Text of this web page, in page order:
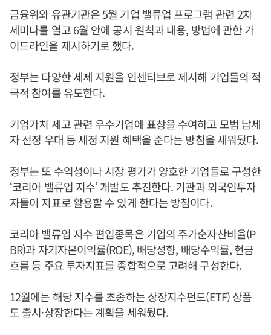
금융위와 유관기관은 5월 기업 밸류업 프로그램 관련 2차
세미나를 열고 6월 안에 공시 원칙과 내용, 방법에 관한 가
이드라인을 제시하기로 했다.
정부는 다양한 세제 지원을 인센티브로 제시해 기업들의 적
극적 참여를 유도한다.
기업가치 제고 관련 우수기업에 표창을 수여하고 모범 납세
자 선정 우대 등 세정 지원 혜택을 준다는 방침을 세워뒀다.
정부는 또 수익성이나 시장 평가가 양호한 기업들로 구성한
‘코리아 밸류업 지수’ 개발도 추진한다. 기관과 외국인투자
자들이 지표로 활용할 수 있게 한다는 방침이다.
코리아 밸류업 지수 편입종목은 기업의 주가순자산비율(P
BR)과 자기자본이익률(ROE), 배당성향, 배당수익률, 현금
흐름 등 주요 투자지표를 종합적으로 고려해 구성한다.
12월에는 해당 지수를 초종하는 상장지수펀드(ETF) 상품
도 출시·상장한다는 계획을 세워뒀다.